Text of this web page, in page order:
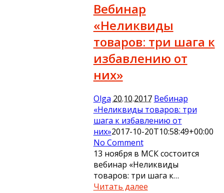
Вебинар
«Неликвиды
товаров: три шага к
избавлению от
них»
Olga 20.10.2017 Вебинар
«Неликвиды товаров: три
шага к избавлению от
них»2017-10-20T10:58:49+00:00
No Comment
13 ноября в МСК состоится
вебинар «Неликвиды
товаров: три шага к…
Читать далее